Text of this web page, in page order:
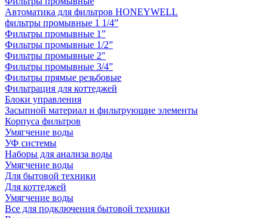
Автоматика для фильтров HONEYWELL
фильтры промывные 1 1/4”
Фильтры промывные 1”
Фильтры промывные 1/2”
Фильтры промывные 2"
Фильтры промывные 3/4”
Фильтры прямые резьбовые
Фильтрация для коттеджей
Блоки управления
Засыпной материал и фильтрующие элементы
Корпуса фильтров
Умягчение воды
УФ системы
Наборы для анализа воды
Умягчение воды
Для бытовой техники
Для коттеджей
Умягчение воды
Все для подключения бытовой техники